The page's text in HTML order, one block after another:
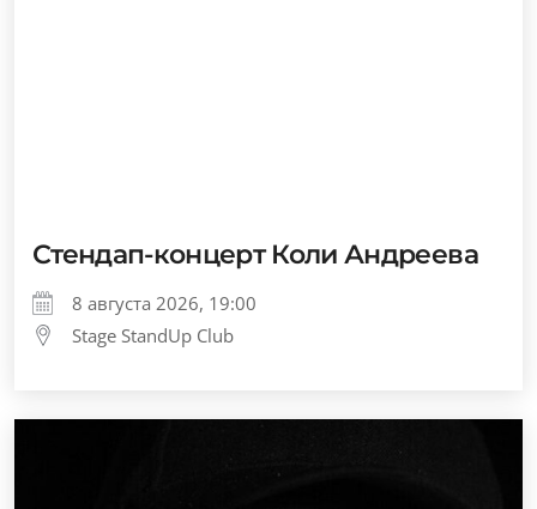
Стендап-концерт Коли Андреева
8 августа 2026, 19:00
Stage StandUp Club